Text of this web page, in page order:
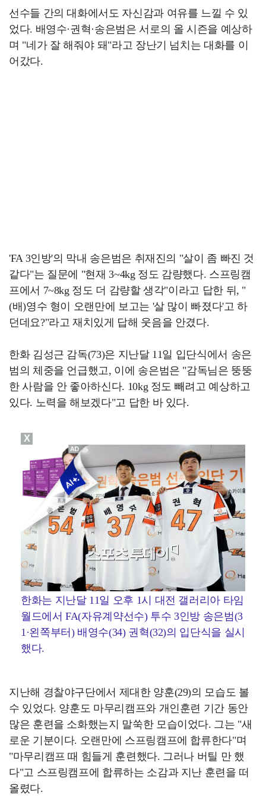
선수들 간의 대화에서도 자신감과 여유를 느낄 수 있
었다. 배영수·권혁·송은범은 서로의 올 시즌을 예상하
며 "네가 잘 해줘야 돼"라고 장난기 넘치는 대화를 이
어갔다.
'FA 3인방'의 막내 송은범은 취재진의 "살이 좀 빠진 것
같다"는 질문에 "현재 3~4kg 정도 감량했다. 스프링캠
프에서 7~8kg 정도 더 감량할 생각"이라고 답한 뒤, "
(배)영수 형이 오랜만에 보고는 '살 많이 빠졌다'고 하
던데요?"라고 재치있게 답해 웃음을 안겼다.
한화 김성근 감독(73)은 지난달 11일 입단식에서 송은
범의 체중을 언급했고, 이에 송은범은 "감독님은 뚱뚱
한 사람을 안 좋아하신다. 10kg 정도 빼려고 예상하고
있다. 노력을 해보겠다"고 답한 바 있다.
한화는 지난달 11일 오후 1시 대전 갤러리아 타임
월드에서 FA(자유계약선수) 투수 3인방 송은범(3
1·왼쪽부터) 배영수(34) 권혁(32)의 입단식을 실시
했다.
지난해 경찰야구단에서 제대한 양훈(29)의 모습도 볼
수 있었다. 양훈도 마무리캠프와 개인훈련 기간 동안
많은 훈련을 소화했는지 말쑥한 모습이었다. 그는 "새
로운 기분이다. 오랜만에 스프링캠프에 합류한다"며
"마무리캠프 때 힘들게 훈련했다. 그러나 버틸 만 했
다"고 스프링캠프에 합류하는 소감과 지난 훈련을 떠
올렸다.
X